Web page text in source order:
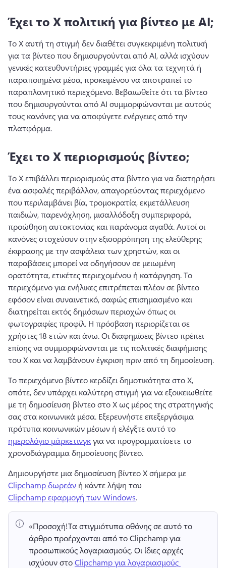
Έχει το X πολιτική για βίντεο με AI;
Το X αυτή τη στιγμή δεν διαθέτει συγκεκριμένη πολιτική
για τα βίντεο που δημιουργούνται από AI, αλλά ισχύουν
γενικές κατευθυντήριες γραμμές για όλα τα τεχνητά ή
παραποιημένα μέσα, προκειμένου να αποτραπεί το
παραπλανητικό περιεχόμενο. Βεβαιωθείτε ότι τα βίντεο
που δημιουργούνται από AI συμμορφώνονται με αυτούς
τους κανόνες για να αποφύγετε ενέργειες από την
πλατφόρμα.
Έχει το X περιορισμούς βίντεο;
Το X επιβάλλει περιορισμούς στα βίντεο για να διατηρήσει
ένα ασφαλές περιβάλλον, απαγορεύοντας περιεχόμενο
που περιλαμβάνει βία, τρομοκρατία, εκμετάλλευση
παιδιών, παρενόχληση, μισαλλόδοξη συμπεριφορά,
προώθηση αυτοκτονίας και παράνομα αγαθά. Αυτοί οι
κανόνες στοχεύουν στην εξισορρόπηση της ελεύθερης
έκφρασης με την ασφάλεια των χρηστών, και οι
παραβάσεις μπορεί να οδηγήσουν σε μειωμένη
ορατότητα, ετικέτες περιεχομένου ή κατάργηση. Το
περιεχόμενο για ενήλικες επιτρέπεται πλέον σε βίντεο
εφόσον είναι συναινετικό, σαφώς επισημασμένο και
διατηρείται εκτός δημόσιων περιοχών όπως οι
φωτογραφίες προφίλ. Η πρόσβαση περιορίζεται σε
χρήστες 18 ετών και άνω. Οι διαφημίσεις βίντεο πρέπει
επίσης να συμμορφώνονται με τις πολιτικές διαφήμισης
του X και να λαμβάνουν έγκριση πριν από τη δημοσίευση.
Το περιεχόμενο βίντεο κερδίζει δημοτικότητα στο X,
οπότε, δεν υπάρχει καλύτερη στιγμή για να εξοικειωθείτε
με τη δημοσίευση βίντεο στο X ως μέρος της στρατηγικής
σας στα κοινωνικά μέσα. Εξερευνήστε επεξεργάσιμα
πρότυπα κοινωνικών μέσων ή ελέγξτε αυτό το
ημερολόγιο μάρκετινγκ για να προγραμματίσετε το
χρονοδιάγραμμα δημοσίευσης βίντεο.
Δημιουργήστε μια δημοσίευση βίντεο X σήμερα με
Clipchamp δωρεάν ή κάντε λήψη του
Clipchamp εφαρμογή των Windows.
«Προσοχή!Τα στιγμιότυπα οθόνης σε αυτό το
άρθρο προέρχονται από το Clipchamp για
προσωπικούς λογαριασμούς. Οι ίδιες αρχές
ισχύουν στο Clipchamp για λογαριασμούς